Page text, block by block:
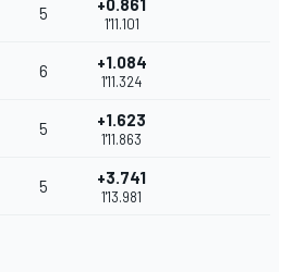
5 +0.861
1'11.101
6 +1.084
1'11.324
5 +1.623
1'11.863
5 +3.741
1'13.981